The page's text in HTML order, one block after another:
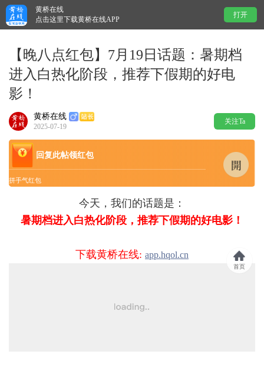
黄桥在线
点击这里下载黄桥在线APP
打开
【晚八点红包】7月19日话题：暑期档
进入白热化阶段，推荐下假期的好电
影！
黄桥在线
2025-07-19
关注Ta
回复此帖领红包
拼手气红包
今天，我们的话题是：
暑期档进入白热化阶段，推荐下假期的好电影！
下载黄桥在线: app.hqol.cn
首页